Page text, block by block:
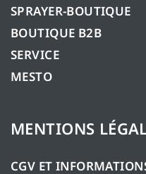
SPRAYER-BOUTIQUE
BOUTIQUE B2B
SERVICE
MESTO
MENTIONS
CGV ET